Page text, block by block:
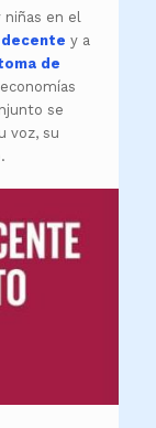
niñas en el
y a
de
se
voz, su